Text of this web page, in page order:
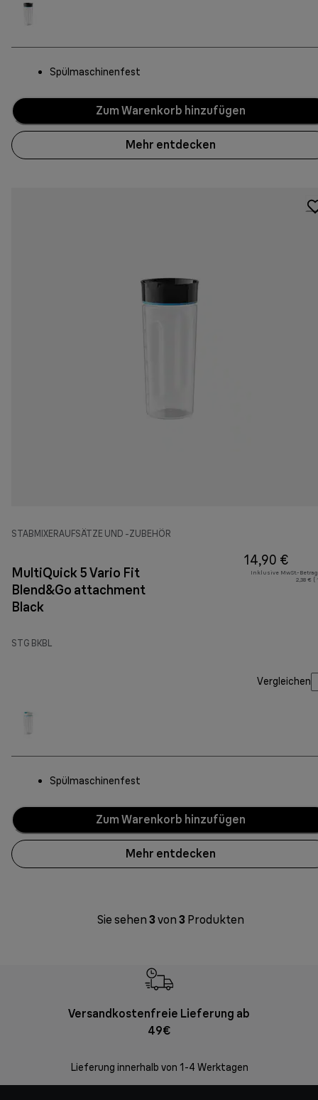
Spülmaschinenfest
Zum Warenkorb hinzufügen
Mehr entdecken
STABMIXERAUFSÄTZE UND -ZUBEHÖR
MultiQuick 5 Vario Fit
Blend&Go attachment
Black
STG BKBL
14,90 €
Inklusive MwSt.-
2,38 € (
Vergleichen
Spülmaschinenfest
Zum Warenkorb hinzufügen
Mehr entdecken
Sie sehen 3 von 3 Produkten
Versandkostenfreie Lieferung ab
49€
Lieferung innerhalb von 1-4 Werktagen